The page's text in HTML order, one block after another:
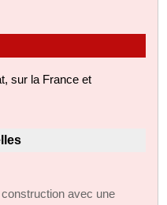
sur la France et
avec une